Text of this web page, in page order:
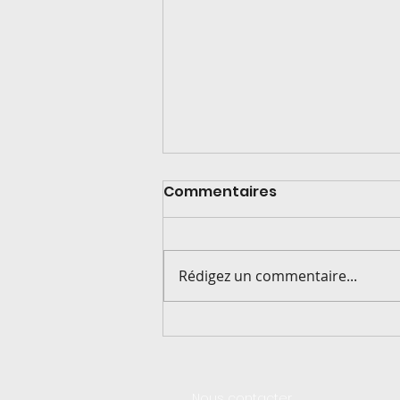
Commentaires
Rédigez un commentaire...